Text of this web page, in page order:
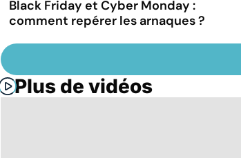
Black Friday et Cyber Monday :
comment repérer les arnaques ?
Plus de vidéos